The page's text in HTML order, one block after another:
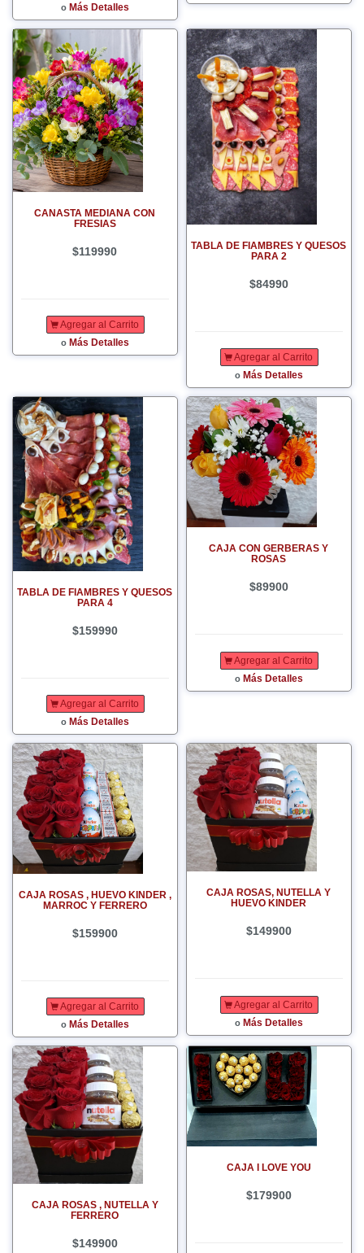
o Más Detalles
CANASTA MEDIANA CON
FRESIAS
$119990
Agregar al Carrito
o Más Detalles
TABLA DE FIAMBRES Y QUESOS
PARA 2
$84990
Agregar al Carrito
o Más Detalles
TABLA DE FIAMBRES Y QUESOS
PARA 4
$159990
Agregar al Carrito
o Más Detalles
CAJA CON GERBERAS Y
ROSAS
$89900
Agregar al Carrito
o Más Detalles
CAJA ROSAS , HUEVO KINDER ,
MARROC Y FERRERO
$159900
Agregar al Carrito
o Más Detalles
CAJA ROSAS, NUTELLA Y
HUEVO KINDER
$149900
Agregar al Carrito
o Más Detalles
CAJA ROSAS , NUTELLA Y
FERRERO
$149900
CAJA I LOVE YOU
$179900